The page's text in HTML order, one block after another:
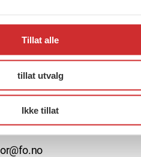
Tillat alle
tillat utvalg
Ikke tillat